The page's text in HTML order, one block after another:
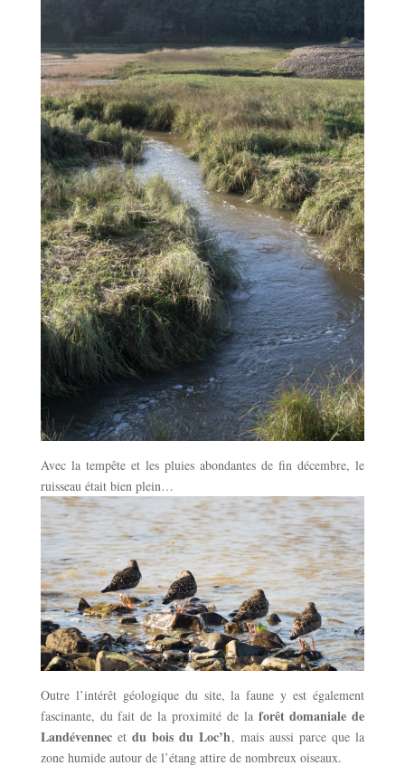
Avec la tempête et les pluies abondantes de fin décembre, le
ruisseau était bien plein…
Outre l’intérêt géologique du site, la faune y est également
fascinante, du fait de la proximité de la forêt domaniale de
Landévennecetdu bois du Loc’h, mais aussi parce que la
zone humide autour de l’étang attire de nombreux oiseaux.